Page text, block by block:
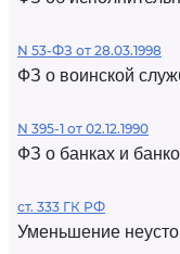
N 53-ФЗ от 28.03.1998
ФЗ о воинской
N 395-1 от 02.12.1990
ФЗ о банках и
ст. 333 ГК РФ
Уменьшение